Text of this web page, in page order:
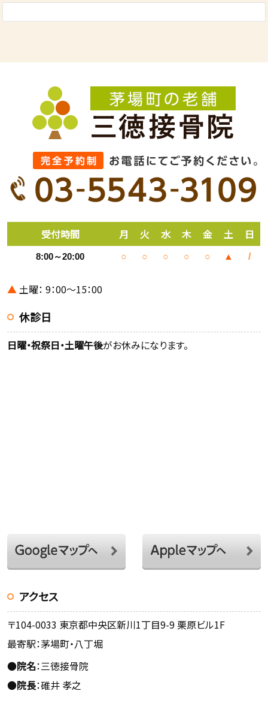
受付時間 月 火 水 木 金 土 日
8:00～20:00 ○ ○ ○ ○ ○ ▲ /
▲ 土曜： 9：00～15：00
休診日
日曜・祝祭日・土曜午後がお休みになります。
アクセス
〒104-0033 東京都中央区新川1丁目9-9 栗原ビル1F
最寄駅：茅場町・八丁堀
●院名：三徳接骨院
●院長：碓井 孝之